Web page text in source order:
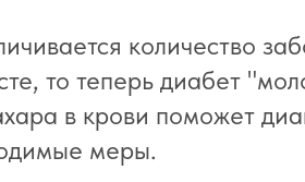
количество
то теперь диабет
в крови поможет
меры.